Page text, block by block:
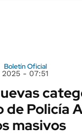
Boletín Oficial
- 07:51
de Policía
masivos